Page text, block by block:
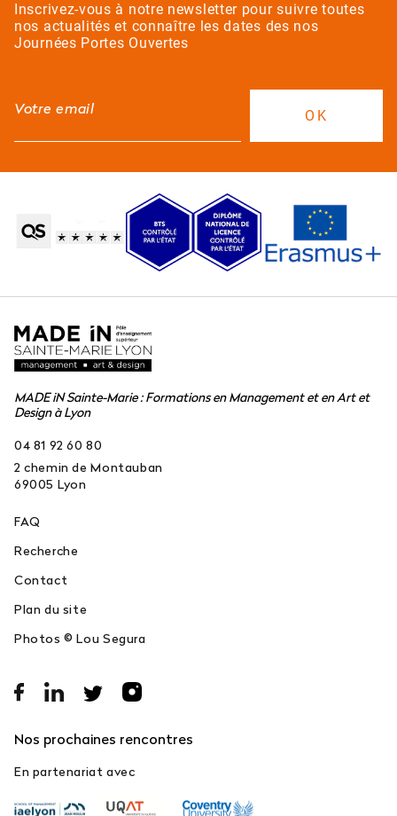
Inscrivez-vous à notre newsletter pour suivre toutes
nos actualités et connaître les dates des nos
Journées Portes Ouvertes
MADE iN Sainte-Marie : Formations en Management et en Art et
Design à Lyon
04 81 92 60 80
2 chemin de Montauban
69005 Lyon
FAQ
Recherche
Contact
Plan du site
Photos © Lou Segura
Nos prochaines rencontres
En partenariat avec